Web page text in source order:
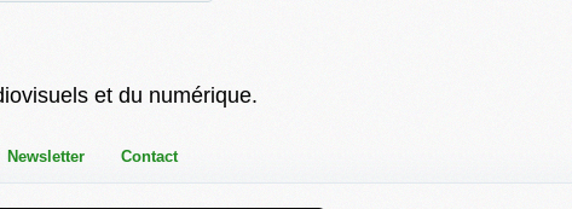
et du numérique.
Newsletter Contact